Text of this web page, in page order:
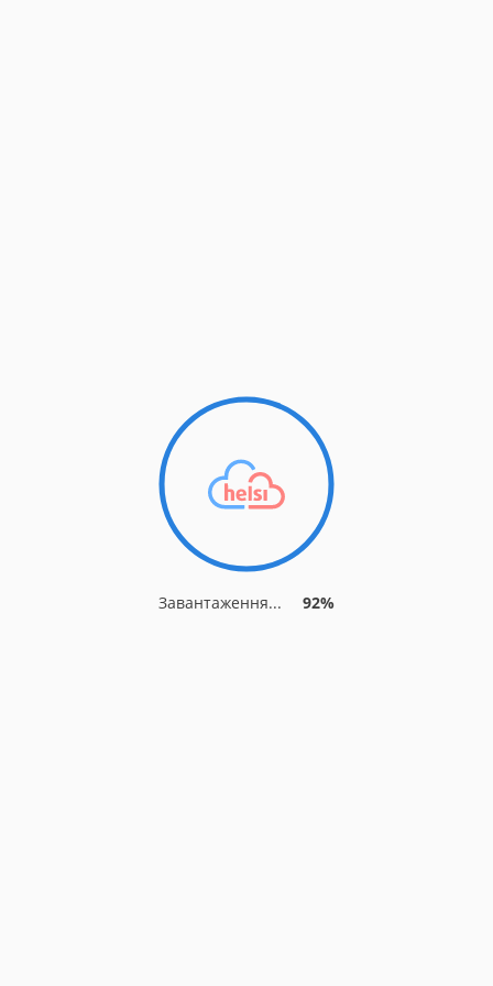
Завантаження... 92%